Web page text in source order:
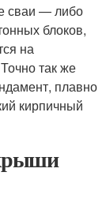
сваи — либо
блоков,
на
так же
плавно
кирпичный